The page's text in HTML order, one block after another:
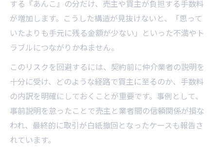
する『あんこ』の分だけ、売主や買主が負担する手数料
が増加します。こうした構造が見抜けないと、「思って
いたよりも手元に残る金額が少ない」といった不満やト
ラブルにつながりかねません。
このリスクを回避するには、契約前に仲介業者の説明を
十分に受け、どのような経路で買主に至るのか、手数料
の内訳を明確にしておくことが重要です。事例として、
事前説明を怠ったことで売主と業者間の信頼関係が損な
われ、最終的に取引が白紙撤回となったケースも報告さ
れています。